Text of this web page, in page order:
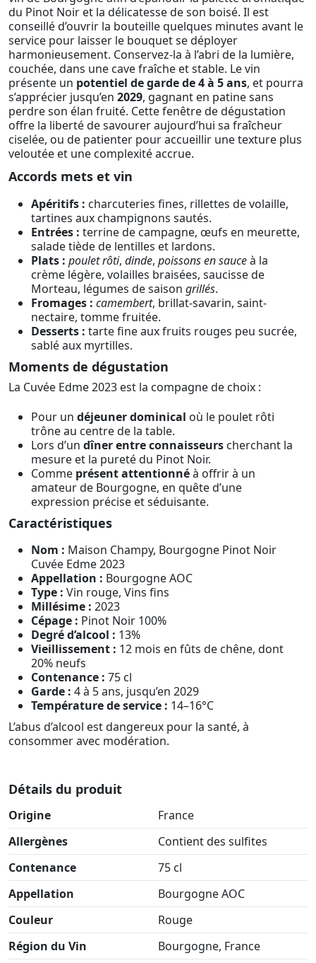
du Pinot Noir et la délicatesse de son boisé. Il est
conseillé d’ouvrir la bouteille quelques minutes avant le
service pour laisser le bouquet se déployer
harmonieusement. Conservez-la à l’abri de la lumière,
couchée, dans une cave fraîche et stable. Le vin
présente un potentiel de garde de 4 à 5 ans, et pourra
s’apprécier jusqu’en 2029, gagnant en patine sans
perdre son élan fruité. Cette fenêtre de dégustation
offre la liberté de savourer aujourd’hui sa fraîcheur
ciselée, ou de patienter pour accueillir une texture plus
veloutée et une complexité accrue.
Accords mets et vin
Apéritifs : charcuteries fines, rillettes de volaille,
tartines aux champignons sautés.
Entrées : terrine de campagne, œufs en meurette,
salade tiède de lentilles et lardons.
Plats : poulet rôti, dinde, poissons en sauceà la
crème légère, volailles braisées, saucisse de
Morteau, légumes de saison grillés.
Fromages : camembert, brillat-savarin, saint-
nectaire, tomme fruitée.
Desserts : tarte fine aux fruits rouges peu sucrée,
sablé aux myrtilles.
Moments de dégustation
La Cuvée Edme 2023 est la compagne de choix :
Pour un déjeuner dominical où le poulet rôti
trône au centre de la table.
Lors d’un dîner entre connaisseurs cherchant la
mesure et la pureté du Pinot Noir.
Comme présent attentionnéà offrir à un
amateur de Bourgogne, en quête d’une
expression précise et séduisante.
Caractéristiques
Nom : Maison Champy, Bourgogne Pinot Noir
Cuvée Edme 2023
Appellation : Bourgogne AOC
Type : Vin rouge, Vins fins
Millésime : 2023
Cépage : Pinot Noir 100%
Degré d’alcool : 13%
Vieillissement : 12 mois en fûts de chêne, dont
20% neufs
Contenance : 75 cl
Garde : 4 à 5 ans, jusqu’en 2029
Température de service : 14–16°C
L’abus d’alcool est dangereux pour la santé, à
consommer avec modération.
Détails du produit
Origine
France
Allergènes
Contient des sulfites
Contenance
75 cl
Appellation
Bourgogne AOC
Couleur
Rouge
Région du Vin
Bourgogne, France